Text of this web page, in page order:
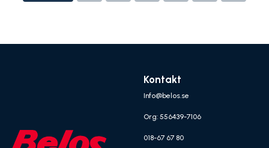
Kontakt
Info@belos.se
Org: 556439-7106
018-67 67 80